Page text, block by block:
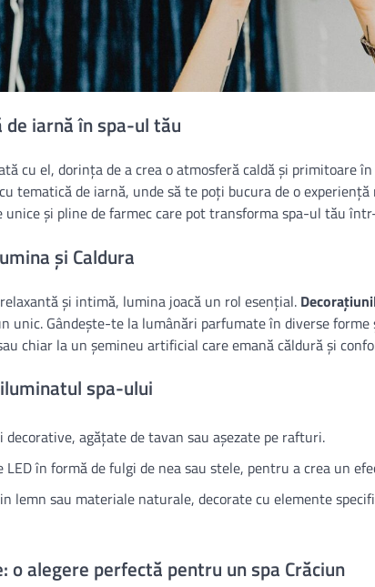
iarnă în spa-ul tău
cu el, dorința de a crea o atmosferă caldă și primitoare
tematică de iarnă, unde să te poți bucura de o
unice și pline de farmec care pot transforma spa-ul tău
și Caldura
și intimă, lumina joacă un rol esențial.
unic. Gândește-te la lumânări parfumate în diverse
chiar la un șemineu artificial care emană căldură și
spa-ului
agățate de tavan sau așezate pe rafturi.
în formă de fulgi de nea sau stele, pentru a crea un
lemn sau materiale naturale, decorate cu elemente
alegere perfectă pentru un spa Crăciun